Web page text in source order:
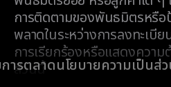
การติดตามของพันธมิตรหรื
พลาดในระหว่างการลงทะเบี
การเรียกร้องหรือแสดงควา
ส่วนนี้
ารตลาดนโยบายความเป็นส่